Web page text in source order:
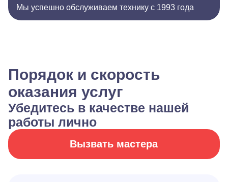
Мы успешно обслуживаем технику с 1993 года
Порядок и скорость
оказания услуг
Убедитесь в качестве нашей
работы лично
Вызвать мастера